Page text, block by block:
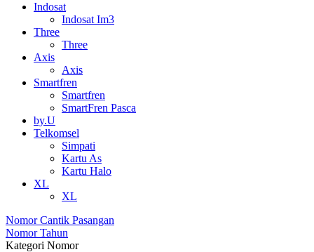
Indosat
Indosat Im3
Three
Three
Axis
Axis
Smartfren
Smartfren
SmartFren Pasca
by.U
Telkomsel
Simpati
Kartu As
Kartu Halo
XL
XL
Nomor Cantik Pasangan
Nomor Tahun
Kategori Nomor